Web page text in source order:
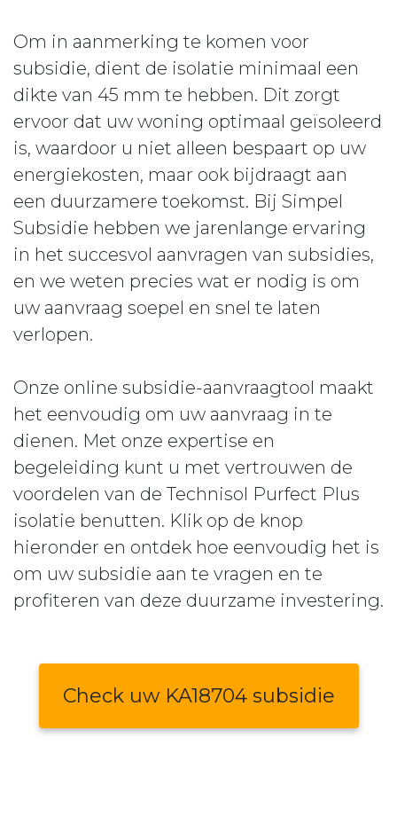
Om in aanmerking te komen voor
subsidie, dient de isolatie minimaal een
dikte van 45 mm te hebben. Dit zorgt
ervoor dat uw woning optimaal geïsoleerd
is, waardoor u niet alleen bespaart op uw
energiekosten, maar ook bijdraagt aan
een duurzamere toekomst. Bij Simpel
Subsidie hebben we jarenlange ervaring
in het succesvol aanvragen van subsidies,
en we weten precies wat er nodig is om
uw aanvraag soepel en snel te laten
verlopen.
Onze online subsidie-aanvraagtool maakt
het eenvoudig om uw aanvraag in te
dienen. Met onze expertise en
begeleiding kunt u met vertrouwen de
voordelen van de Technisol Purfect Plus
isolatie benutten. Klik op de knop
hieronder en ontdek hoe eenvoudig het is
om uw subsidie aan te vragen en te
profiteren van deze duurzame investering.
Check uw KA18704 subsidie